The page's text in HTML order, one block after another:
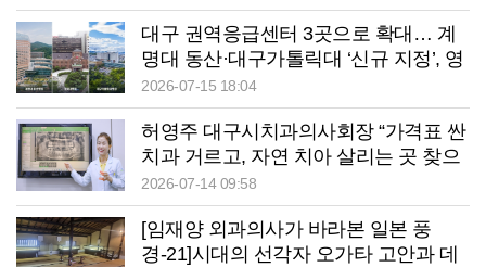
대구 권역응급센터 3곳으로 확대… 계
명대 동산·대구가톨릭대 ‘신규 지정’, 영
남대병원은 ‘탈락’
2026-07-15 18:04
허영주 대구시치과의사회장 “가격표 싼
치과 거르고, 자연 치아 살리는 곳 찾으
세요”
2026-07-14 09:58
[임재양 외과의사가 바라본 일본 풍
경-21]시대의 선각자 오가타 고안과 데